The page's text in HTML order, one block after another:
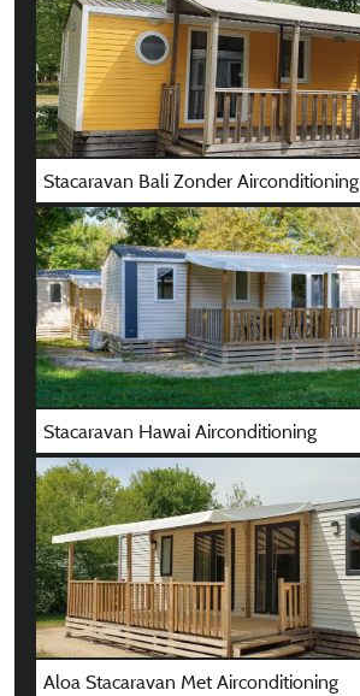
Stacaravan Bali Zonder Airconditioning
Stacaravan Hawai Airconditioning
Aloa Stacaravan Met Airconditioning